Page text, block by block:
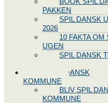
PAKKEN
SPIL DANSK
2026
10 FAKTA OM
UGEN
SPIL DANSK
BLIV SPIL DANSK
KOMMUNE
BLIV SPIL
KOMMUNE